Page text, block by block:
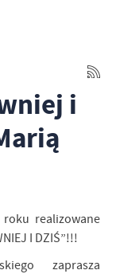
i
realizowane
I DZIŚ”!!!
zaprasza